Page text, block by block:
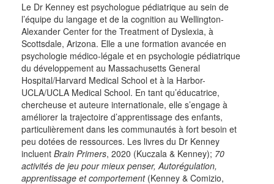
Le Dr Kenney est psychologue pédiatrique au sein de
l’équipe du langage et de la cognition au Wellington-
Alexander Center for the Treatment of Dyslexia, à
Scottsdale, Arizona. Elle a une formation avancée en
psychologie médico-légale et en psychologie pédiatrique
du développement au Massachusetts General
Hospital/Harvard Medical School et à la Harbor-
UCLA/UCLA Medical School. En tant qu’éducatrice,
chercheuse et auteure internationale, elle s’engage à
améliorer la trajectoire d’apprentissage des enfants,
particulièrement dans les communautés à fort besoin et
peu dotées de ressources. Les livres du Dr Kenney
incluent Brain Primers, 2020 (Kuczala & Kenney); 70
activités de jeu pour mieux penser, Autorégulation,
apprentissage et comportement(Kenney & Comizio,